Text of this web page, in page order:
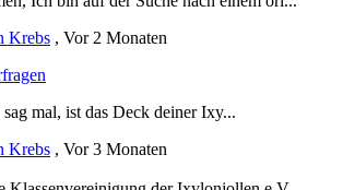
Krebs , Vor 2 Monaten
mal, ist das Deck deiner Ixy...
Krebs , Vor 3 Monaten